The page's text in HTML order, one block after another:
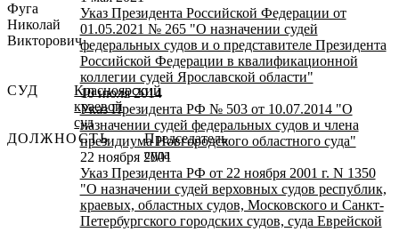
Фуга
Николай
Викторович
СУД
Красноярский
краевой
суд
ДОЛЖНОСТЬ
Председатель
суда
Указ Президента Российской Федерации от
01.05.2021 № 265 "О назначении судей
федеральных судов и о представителе Президента
Российской Федерации в квалификационной
коллегии судей Ярославской области"
10 июля 2014
Указ Президента РФ № 503 от 10.07.2014 "О
назначении судей федеральных судов и члена
президиума Новгородского областного суда"
22 ноября 2001
Указ Президента РФ от 22 ноября 2001 г. N 1350
"О назначении судей верховных судов республик,
краевых, областных судов, Московского и Санкт-
Петербургского городских судов, суда Еврейской